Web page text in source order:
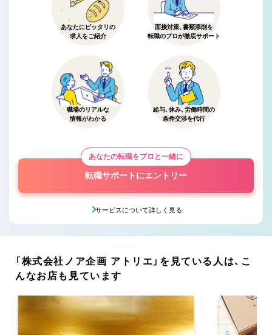
あなたにピッタリの
求人をご紹介
面接対策、書類添削を
転職のプロが徹底サポート
職場のリアルな
情報がわかる
給与、休み、労働時間の
条件交渉を代行
あなたの転職をプロと一緒に
転職サポートにエントリー
サービスについて詳しく見る
「株式会社ノア企画 アトリエ」を見ている人は、こ
んなお店も見ています